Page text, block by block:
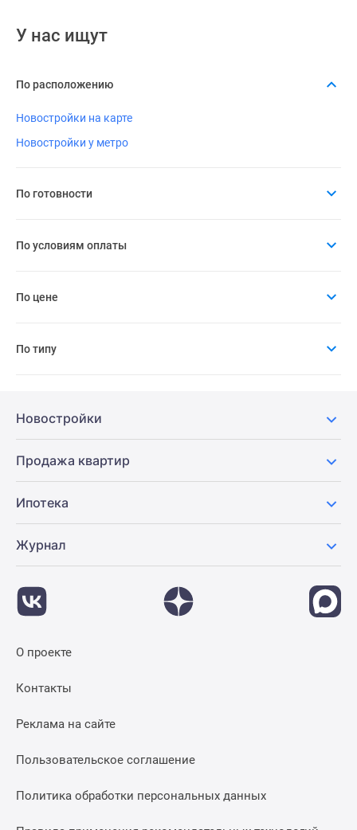
У нас ищут
По расположению
Новостройки на карте
Новостройки у метро
По готовности
По условиям оплаты
По цене
По типу
Новостройки
Продажа квартир
Ипотека
Журнал
О проекте
Контакты
Реклама на сайте
Пользовательское соглашение
Политика обработки персональных данных